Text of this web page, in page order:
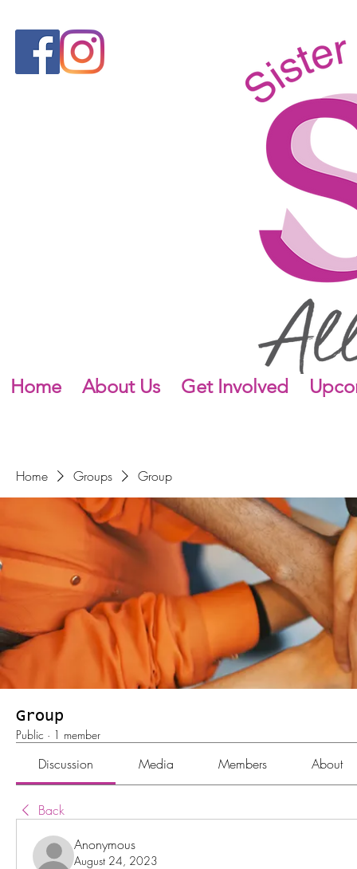
Home About Us Get Involved
Home Groups Group
Group
Public · 1 member
Discussion Media Members About
Back
Anonymous
August 24, 2023